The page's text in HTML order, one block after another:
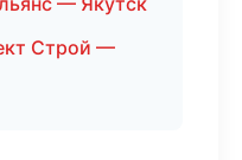
Строй —